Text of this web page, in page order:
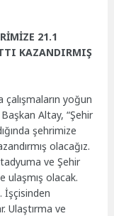
21.1
KAZANDIRMIŞ
çalışmaların yoğun
Altay, “Şehir
şehrimize
olacağız.
ve Şehir
ulaşmış olacak.
İşçisinden
Ulaştırma ve